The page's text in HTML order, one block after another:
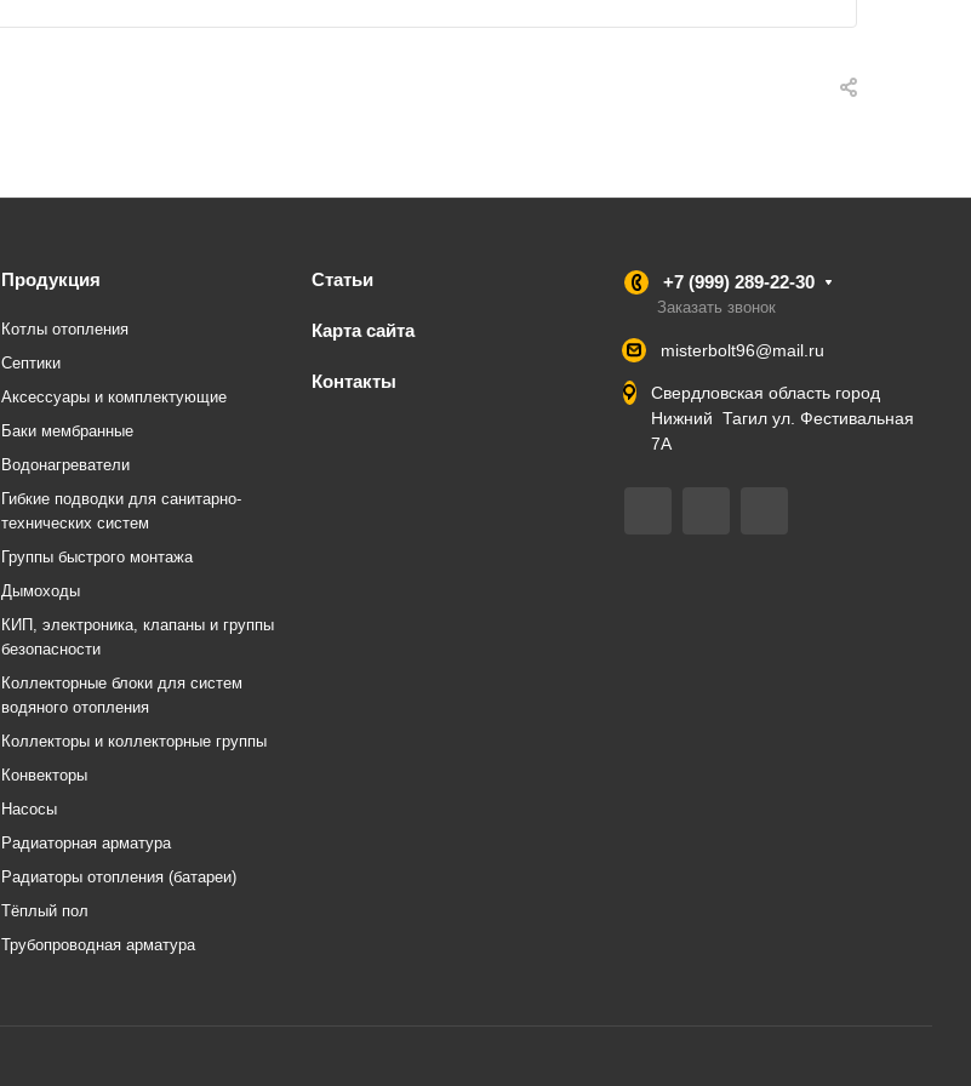
Продукция
Котлы отопления
Септики
Аксессуары и комплектующие
Баки мембранные
Водонагреватели
Гибкие подводки для санитарно-
технических систем
Группы быстрого монтажа
Дымоходы
КИП, электроника, клапаны и группы
безопасности
Коллекторные блоки для систем
водяного отопления
Коллекторы и коллекторные группы
Конвекторы
Насосы
Радиаторная арматура
Радиаторы отопления (батареи)
Тёплый пол
Трубопроводная арматура
Статьи
Карта сайта
Контакты
+7 (999) 289-22-30
Заказать звонок
misterbolt96@mail.ru
Свердловская область город
Нижний Тагил ул. Фестивальная
7А